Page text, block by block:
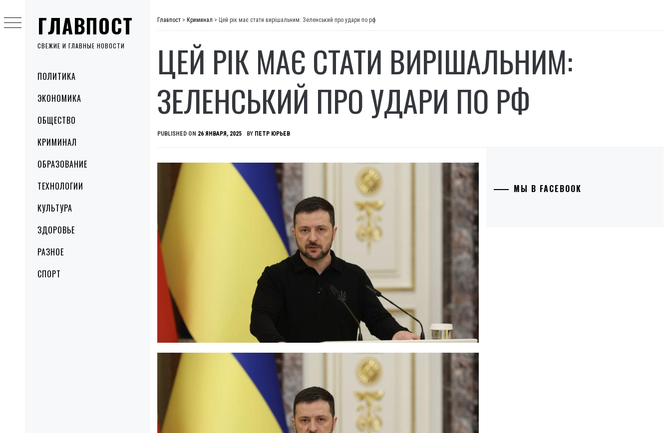
ГЛАВПОСТ
СВЕЖИЕ И ГЛАВНЫЕ НОВОСТИ
MenuПОЛИТИКА
ЭКОНОМИКА
ОБЩЕСТВО
КРИМИНАЛ
ОБРАЗОВАНИЕ
ТЕХНОЛОГИИ
КУЛЬТУРА
ЗДОРОВЬЕ
РАЗНОЕ
СПОРТ
to
content
Главпост > Криминал > Цей рік має стати вирішальним: Зеленський про удари по рф
ЦЕЙ РІК МАЄ СТАТИ ВИРІШАЛЬНИМ:
ЗЕЛЕНСЬКИЙ ПРО УДАРИ ПО РФ
PUBLISHED ON 26 ЯНВАРЯ, 2025 BY ПЕТР ЮРЬЕВ
МЫ В FACEBOOK